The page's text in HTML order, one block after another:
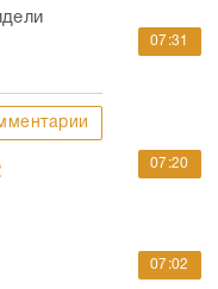
07:31
07:20
07:02